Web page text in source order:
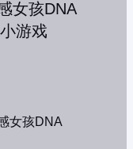
女孩DNA